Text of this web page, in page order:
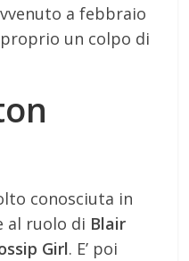
a febbraio
proprio un colpo di
conosciuta in
al ruolo di Blair
Girl. E’ poi